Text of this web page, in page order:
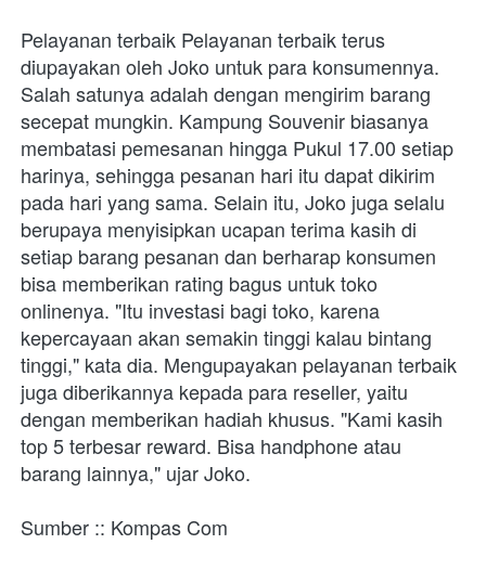
Pelayanan terbaik Pelayanan terbaik terus
diupayakan oleh Joko untuk para konsumennya.
Salah satunya adalah dengan mengirim barang
secepat mungkin. Kampung Souvenir biasanya
membatasi pemesanan hingga Pukul 17.00 setiap
harinya, sehingga pesanan hari itu dapat dikirim
pada hari yang sama. Selain itu, Joko juga selalu
berupaya menyisipkan ucapan terima kasih di
setiap barang pesanan dan berharap konsumen
bisa memberikan rating bagus untuk toko
onlinenya. "Itu investasi bagi toko, karena
kepercayaan akan semakin tinggi kalau bintang
tinggi," kata dia. Mengupayakan pelayanan terbaik
juga diberikannya kepada para reseller, yaitu
dengan memberikan hadiah khusus. "Kami kasih
top 5 terbesar reward. Bisa handphone atau
barang lainnya," ujar Joko.
Sumber :: Kompas Com